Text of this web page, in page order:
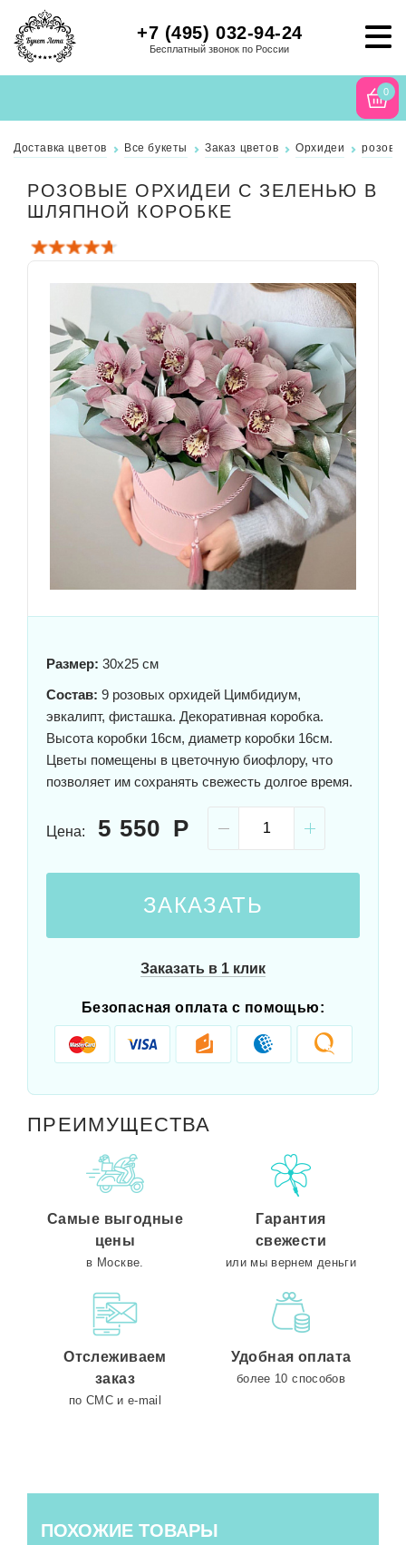
+7 (495) 032-94-24
Бесплатный звонок по России
0
Доставка цветов Все букеты Заказ цветов Орхидеи
РОЗОВЫЕ ОРХИДЕИ С ЗЕЛЕНЬЮ В
ШЛЯПНОЙ КОРОБКЕ
Размер: 30x25 см
Состав: 9 розовых орхидей Цимбидиум,
эвкалипт, фисташка. Декоративная коробка.
Высота коробки 16см, диаметр коробки 16см.
Цветы помещены в цветочную биофлору, что
позволяет им сохранять свежесть долгое время.
Цена: 5 550
ЗАКАЗАТЬ
Заказать в 1 клик
Безопасная оплата с помощью:
ПРЕИМУЩЕСТВА
Самые выгодные
цены
в Москве.
Гарантия
свежести
или мы вернем деньги
Отслеживаем
заказ
по СМС и e-mail
Удобная оплата
более 10 способов
ПОХОЖИЕ ТОВАРЫ